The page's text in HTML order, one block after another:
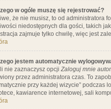
w ogóle muszę się rejestrować?
że nie musisz, to od administratora
niedostępnych dla gości, takich
zajmuje tylko chwilę, więc jest
jestem automatycznie
nie zaznaczysz opcji Zaloguj mnie
przez administratora czas. To
przy każdej wizycie” podczas
kawiarence internetowej, sali